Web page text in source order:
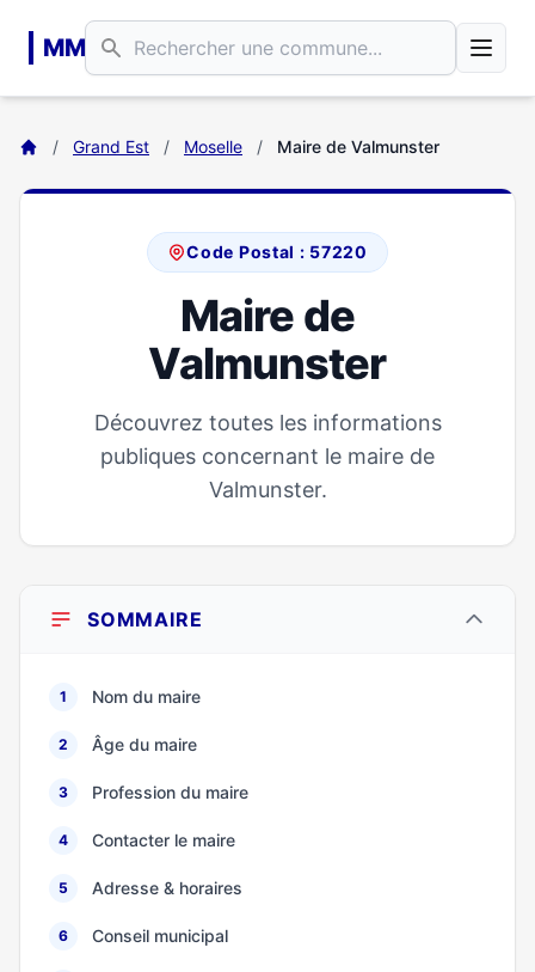
MM
/ Grand Est / Moselle / Maire de Valmunster
Code Postal : 57220
Maire de
Valmunster
Découvrez toutes les informations
publiques concernant le maire de
Valmunster.
SOMMAIRE
1 Nom du maire
2 Âge du maire
3 Profession du maire
4 Contacter le maire
5 Adresse & horaires
6 Conseil municipal